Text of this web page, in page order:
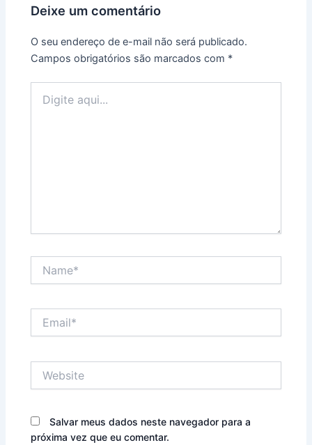
Deixe um comentário
O seu endereço de e-mail não será publicado.
Campos obrigatórios são marcados com *
aqui...
Salvar meus dados neste navegador para a
próxima vez que eu comentar.